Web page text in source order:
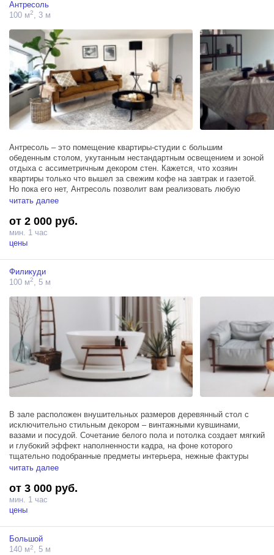
Антресоль
100 м2 , 3 м
Антресоль – это помещение квартиры-студии с большим
обеденным столом, укутанным нестандартным освещением и зоной
отдыха с ассиметричным декором стен. Кажется, что хозяин
квартиры только что вышел за свежим кофе на завтрак и газетой.
Но пока его нет, Антресоль позволит вам реализовать любую
эстетическую задумку, связанную со стильными домашними
Зал Антресоль занимает площадь в 100м² в отдельном помещении
на втором этаже и располагает гримерным столом, двумя
холлом, в котором при необходимости можно комфортно
разместить техническую зону
читать далее
от 2 000 руб.
мин. 1 час
цены
Филикуди
100 м2, 5 м
В зале расположен внушительных размеров деревянный стол с
исключительно стильным декором – винтажными кувшинами,
вазами и посудой. Сочетание белого пола и потолка создает мягкий
и глубокий эффект наполненности кадра, на фоне которого
тщательно подобранные предметы интерьера, нежные фактуры
терракотовой стены с эффектом натуральной элегантной
складываются в тонкую и самобытную мелодию.
Мансардные окна в пол 5 х 6м, блэкаут шторы. Площадь - 100м,
Зал располагает тремя источниками Profoto D1 500
читать далее
от 3 000 руб.
мин. 1 час
цены
Большой
140 м2, 5 м